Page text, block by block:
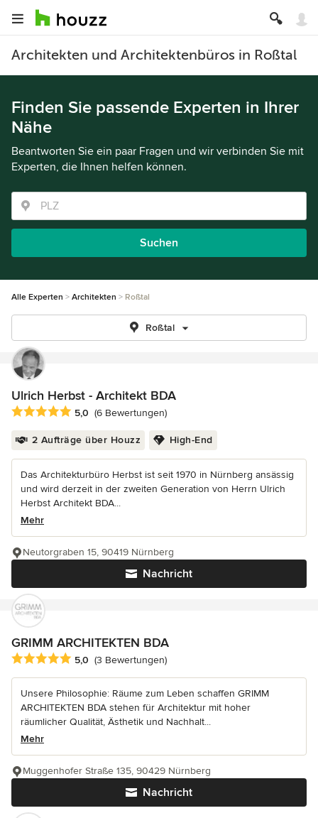
Architekten und Architektenbüros in Roßtal
Finden Sie passende Experten in Ihrer
Nähe
Beantworten Sie ein paar Fragen und wir verbinden Sie mit
Experten, die Ihnen helfen können.
Suchen
Alle Experten Architekten Roßtal
Roßtal
Ulrich Herbst - Architekt BDA
Durchschnittliche Bewertung: 5 von 5 Sternen
5,0 (6 Bewertungen)
2 Aufträge über Houzz High-End
Das Architekturbüro Herbst ist seit 1970 in Nürnberg ansässig
und wird derzeit in der zweiten Generation von Herrn Ulrich
Herbst Architekt BDA...
Mehr
Nachricht
Neutorgraben 15, 90419 Nürnberg
GRIMM ARCHITEKTEN BDA
Durchschnittliche Bewertung: 5 von 5 Sternen
5,0 (3 Bewertungen)
Unsere Philosophie: Räume zum Leben schaffen GRIMM
ARCHITEKTEN BDA stehen für Architektur mit hoher
räumlicher Qualität, Ästhetik und Nachhalt...
Mehr
Nachricht
Muggenhofer Straße 135, 90429 Nürnberg